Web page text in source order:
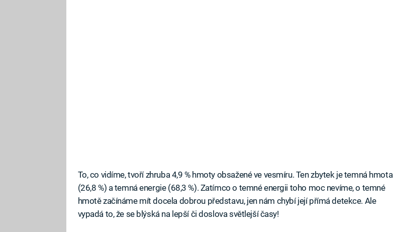
To, co vidíme, tvoří zhruba 4,9 % hmoty obsažené ve vesmíru. Ten zbytek je temná hmota
(26,8 %) a temná energie (68,3 %). Zatímco o temné energii toho moc nevíme, o temné
hmotě začínáme mít docela dobrou představu, jen nám chybí její přímá detekce. Ale
vypadá to, že se blýská na lepší či doslova světlejší časy!